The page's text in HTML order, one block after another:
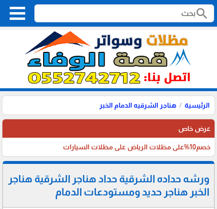
search
الرئيسية هناجر الشرقيه الدمام الخبر
عرض خاص
خصم10%على مظلات الرياض على مظلات السيارات
ورشه حداده الشرقية حداد هناجر الشرقية هناجر
الخبر هناجر حديد ومستودعات الدمام